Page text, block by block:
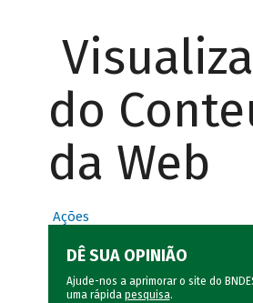
do
da Web
Ações
DÊ SUA OPINIÃO
Ajude-nos a aprimorar o site do
uma rápida pesquisa.